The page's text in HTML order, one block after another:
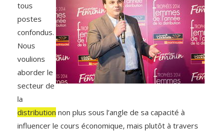
tous
postes
confondus.
Nous
voulions
aborder le
secteur de
la
distribution non plus sous l’angle de sa capacité à
influencer le cours économique, mais plutôt à travers